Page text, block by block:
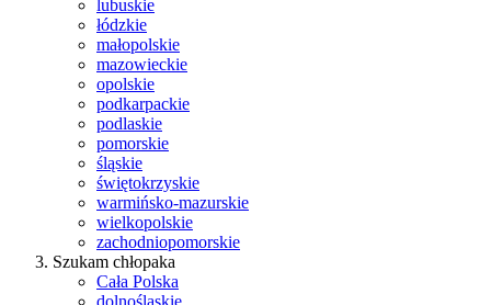
lubuskie
łódzkie
małopolskie
mazowieckie
opolskie
podkarpackie
podlaskie
pomorskie
śląskie
świętokrzyskie
warmińsko-mazurskie
wielkopolskie
zachodniopomorskie
Szukam chłopaka
Cała Polska
dolnośląskie